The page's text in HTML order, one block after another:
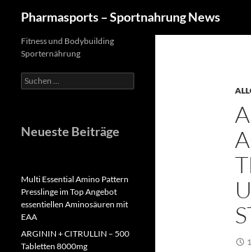
Inhalt
springen
Pharmasports – Sportnahrung News
Fitness und Bodybuilding
Sporternährung
Suchen
nach:
Neueste Beiträge
Multi Essential Amino Pattern
Presslinge im Top Angebot
essentiellen Aminosäuren mit
EAA
ARGININ + CITRULLIN – 500
Tabletten 8000mg